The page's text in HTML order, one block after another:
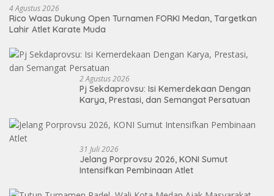
4 Agustus 2026
Rico Waas Dukung Open Turnamen FORKI Medan, Targetkan
Lahir Atlet Karate Muda
2 Agustus 2026
Pj Sekdaprovsu: Isi Kemerdekaan Dengan
Karya, Prestasi, dan Semangat Persatuan
31 Juli 2026
Jelang Porprovsu 2026, KONI Sumut
Intensifkan Pembinaan Atlet